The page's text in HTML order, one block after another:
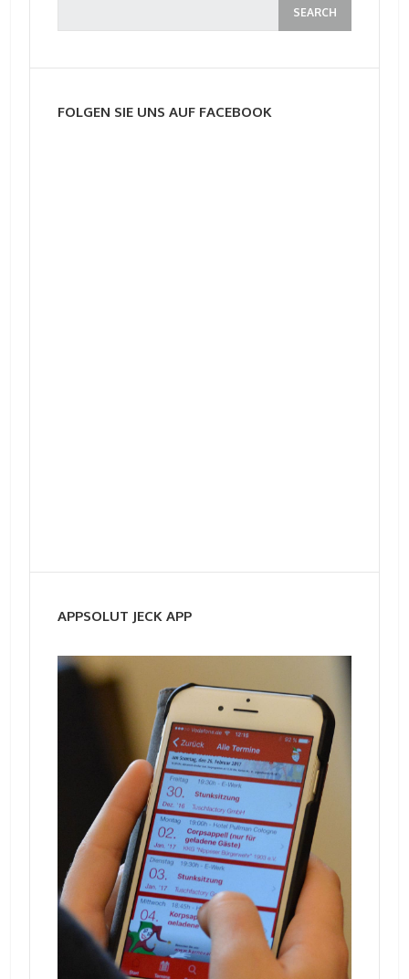
FOLGEN SIE UNS AUF FACEBOOK
APPSOLUT JECK APP